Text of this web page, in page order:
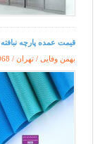
قیمت عمده پارچه نبافته
بهمن وفایی / تهران /